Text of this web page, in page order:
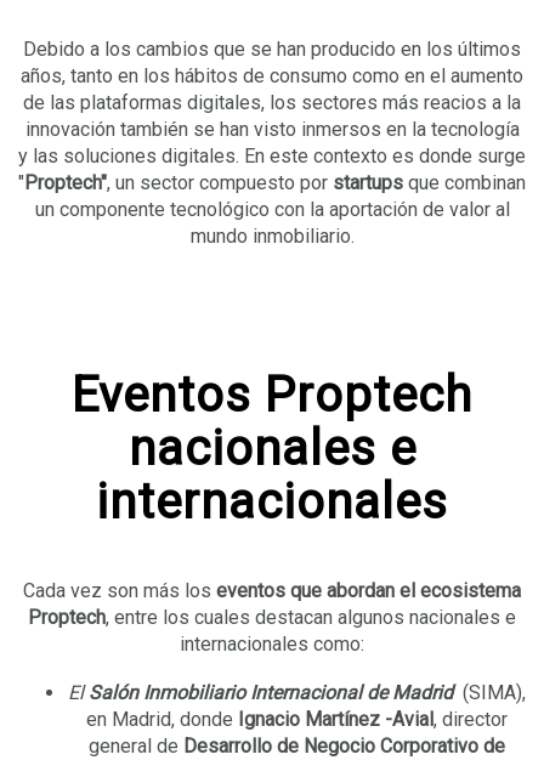
Debido a los cambios que se han producido en los últimos
años, tanto en los hábitos de consumo como en el aumento
de las plataformas digitales, los sectores más reacios a la
innovación también se han visto inmersos en la tecnología
y las soluciones digitales. En este contexto es donde surge
" Proptech", un sector compuesto por startups que combinan
un componente tecnológico con la aportación de valor al
mundo inmobiliario.
Eventos Proptech
nacionales e
internacionales
Cada vez son más los eventos que abordan el ecosistema
Proptech, entre los cuales destacan algunos nacionales e
internacionales como:
ElSalón Inmobiliario Internacional de Madrid(SIMA),
en Madrid, donde Ignacio Martínez -Avial , director
general de Desarrollo de Negocio Corporativo de